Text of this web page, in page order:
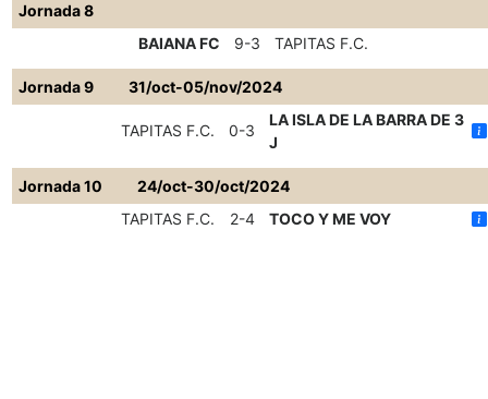
Jornada 8
BAIANA FC
9-3 TAPITAS F.C.
Jornada 9 31/oct-05/nov/2024
TAPITAS F.C. 0-3
LA ISLA DE LA BARRA DE 3
J
Jornada 10
24/oct-30/oct/2024
TAPITAS F.C.
2-4 TOCO Y ME VOY